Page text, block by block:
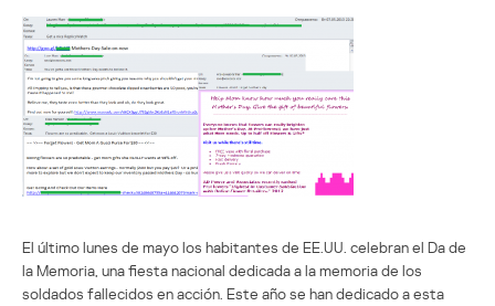
El último lunes de mayo los habitantes de EE.UU. celebran el Da de
la Memoria, una fiesta nacional dedicada a la memoria de los
soldados fallecidos en acción. Este año se han dedicado a esta